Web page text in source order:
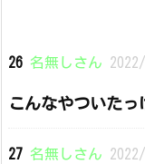
26 名無しさん
こんなやついた
27 名無しさん